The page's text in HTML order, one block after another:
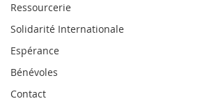
Ressourcerie
Solidarité Internationale
Espérance
Bénévoles
Contact